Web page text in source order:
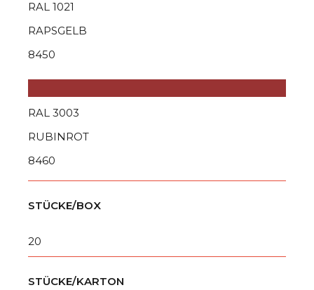
RAL 1021
RAPSGELB
8450
RAL 3003
RUBINROT
8460
STÜCKE/BOX
20
STÜCKE/KARTON